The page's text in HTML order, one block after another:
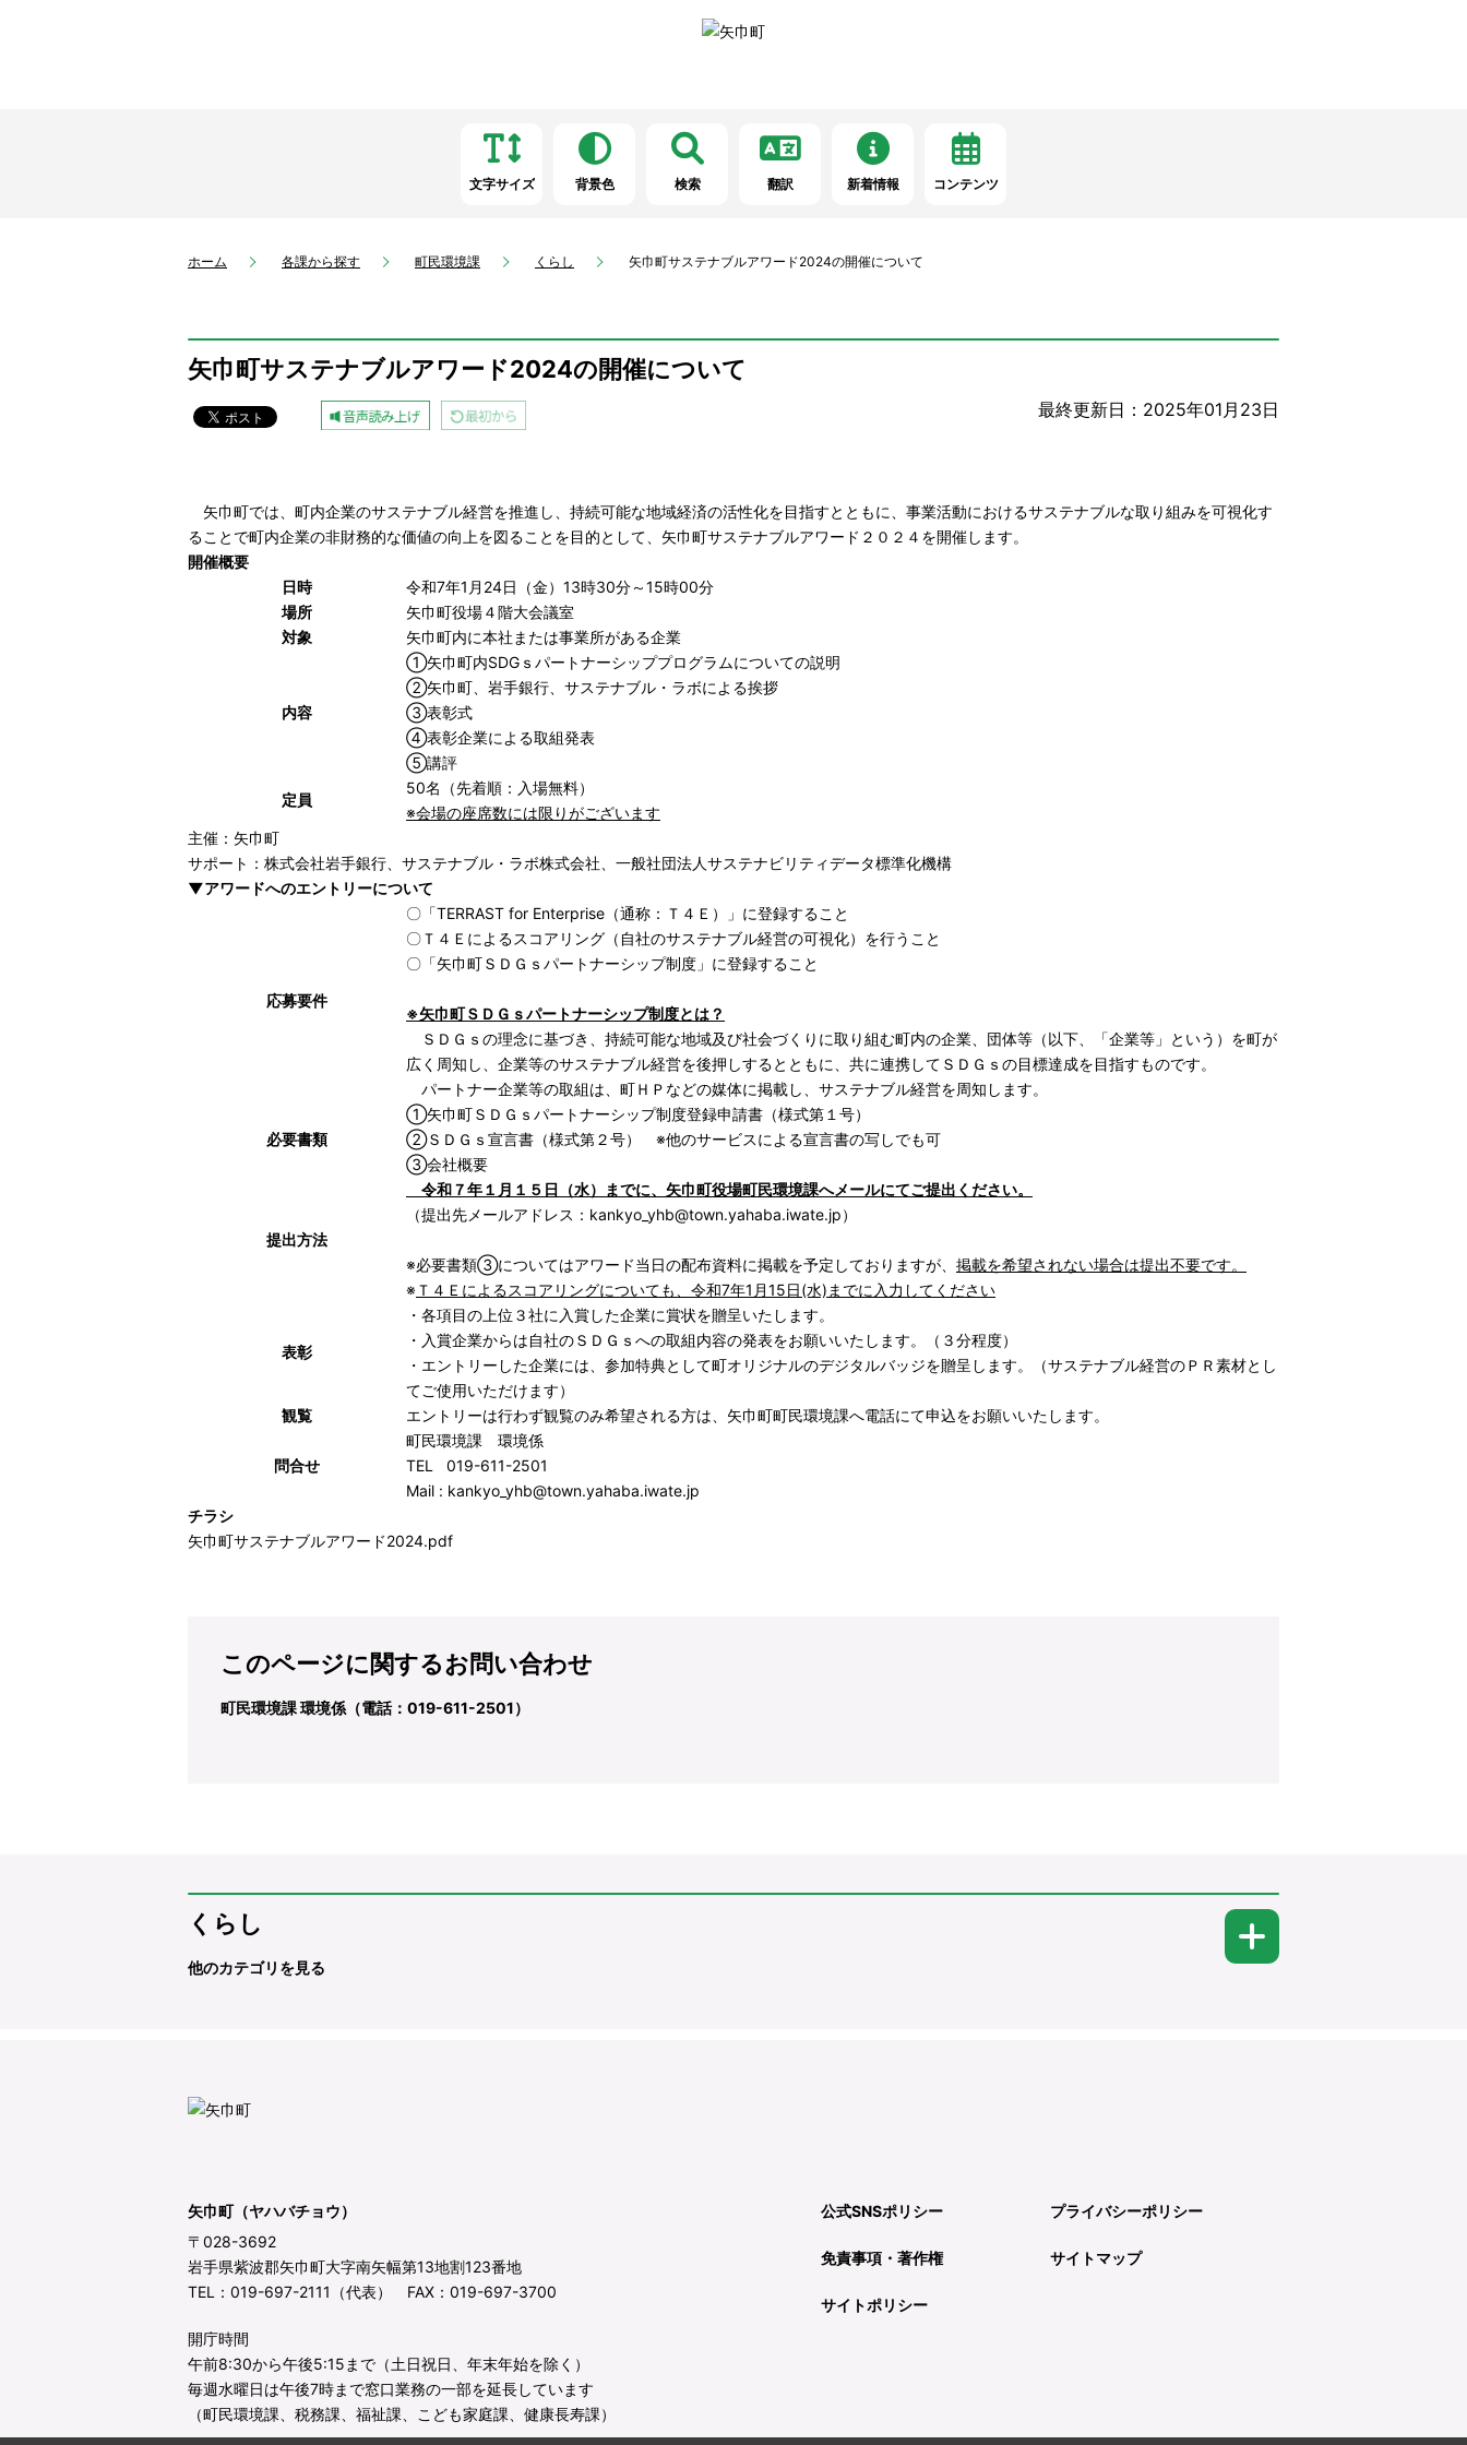
文字サイズ 背景色 検索 翻訳 新着情報 コンテンツ
ホーム 各課から探す 町民環境課 くらし 矢巾町サステナブルアワード2024の開催について
矢巾町サステナブルアワード2024の開催について
最終更新日：2025年01月23日
矢巾町では、町内企業のサステナブル経営を推進し、持続可能な地域経済の活性化を目指すとともに、事業活動におけるサステナブルな取り組みを可視化す
ることで町内企業の非財務的な価値の向上を図ることを目的として、矢巾町サステナブルアワード２０２４を開催します。
開催概要
日時
令和7年1月24日（金）13時30分～15時00分
場所
矢巾町役場４階大会議室
対象
矢巾町内に本社または事業所がある企業
内容
①矢巾町内SDGｓパートナーシッププログラムについての説明
②矢巾町、岩手銀行、サステナブル・ラボによる挨拶
③表彰式
④表彰企業による取組発表
⑤講評
定員
50名（先着順：入場無料）
※会場の座席数には限りがございます
主催：矢巾町
サポート：株式会社岩手銀行、サステナブル・ラボ株式会社、一般社団法人サステナビリティデータ標準化機構
▼アワードへのエントリーについて
応募要件
〇「TERRAST for Enterprise（通称：Ｔ４Ｅ）」に登録すること
〇Ｔ４Ｅによるスコアリング（自社のサステナブル経営の可視化）を行うこと
〇「矢巾町ＳＤＧｓパートナーシップ制度」に登録すること
※矢巾町ＳＤＧｓパートナーシップ制度とは？
ＳＤＧｓの理念に基づき、持続可能な地域及び社会づくりに取り組む町内の企業、団体等（以下、「企業等」という）を町が
広く周知し、企業等のサステナブル経営を後押しするとともに、共に連携してＳＤＧｓの目標達成を目指すものです。
パートナー企業等の取組は、町ＨＰなどの媒体に掲載し、サステナブル経営を周知します。
必要書類
①矢巾町ＳＤＧｓパートナーシップ制度登録申請書（様式第１号）
②ＳＤＧｓ宣言書（様式第２号）
※他のサービスによる宣言書の写しでも可
③会社概要
提出方法
令和７年１月１５日（水）までに、矢巾町役場町民環境課へメールにてご提出ください。
（提出先メールアドレス：kankyo_yhb@town.yahaba.iwate.jp）
※必要書類③についてはアワード当日の配布資料に掲載を予定しておりますが、 掲載を希望されない場合は提出不要です。
※ Ｔ４Ｅによるスコアリングについても、令和7年1月15日(水)までに入力してください
表彰
・各項目の上位３社に入賞した企業に賞状を贈呈いたします。
・入賞企業からは自社のＳＤＧｓへの取組内容の発表をお願いいたします。（３分程度）
・エントリーした企業には、参加特典として町オリジナルのデジタルバッジを贈呈します。（サステナブル経営のＰＲ素材とし
てご使用いただけます）
観覧
エントリーは行わず観覧のみ希望される方は、矢巾町町民環境課へ電話にて申込をお願いいたします。
問合せ
町民環境課 環境係
TEL 019-611-2501
Mail : kankyo_yhb@town.yahaba.iwate.jp
チラシ
矢巾町サステナブルアワード2024.pdf
このページに関するお問い合わせ
町民環境課 環境係（電話：019-611-2501）
くらし
他のカテゴリを見る
矢巾町（ヤハバチョウ）
〒028-3692
岩手県紫波郡矢巾町大字南矢幅第13地割123番地
TEL：019-697-2111（代表） FAX：019-697-3700
開庁時間
午前8:30から午後5:15まで（土日祝日、年末年始を除く）
毎週水曜日は午後7時まで窓口業務の一部を延長しています
（町民環境課、税務課、福祉課、こども家庭課、健康長寿課）
公式SNSポリシー プライバシーポリシー
免責事項・著作権 サイトマップ
サイトポリシー